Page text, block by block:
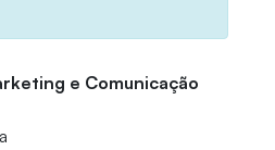
e Comunicação